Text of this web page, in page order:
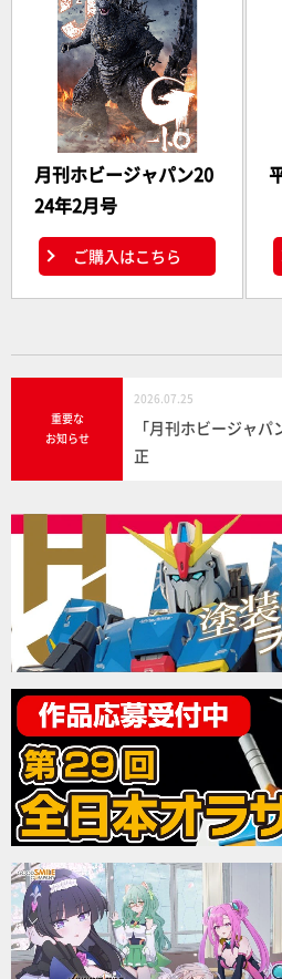
月刊ホビージャパン20
24年2月号
ご購入はこちら
重要な
お知らせ
2026.07.25
「月刊ホビージャ
正